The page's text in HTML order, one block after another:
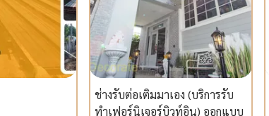
ช่างรับต่อเติมมาเอง (บริการรับ
ทำเฟอร์นิเจอร์บิวท์อิน) ออกแบบ